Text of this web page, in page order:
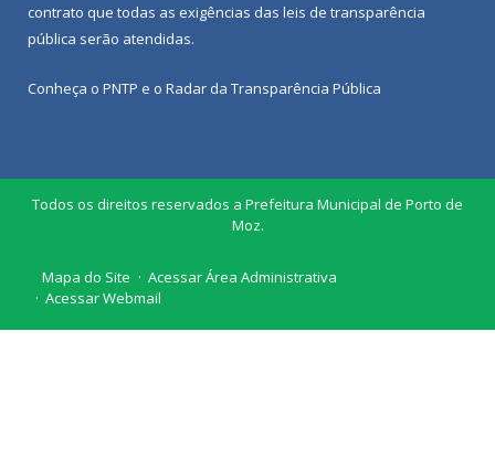
contrato que todas as exigências das leis de transparência
pública serão atendidas.
Conheça o PNTP e o Radar da Transparência Pública
Todos os direitos reservados a Prefeitura Municipal de Porto de
Moz.
Mapa do Site
Acessar Área Administrativa
Acessar Webmail